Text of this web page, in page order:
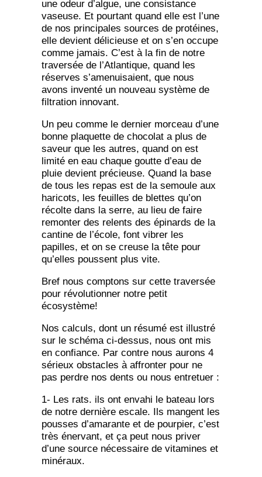
une odeur d’algue, une consistance
vaseuse. Et pourtant quand elle est l’une
de nos principales sources de protéines,
elle devient délicieuse et on s’en occupe
comme jamais. C’est à la fin de notre
traversée de l’Atlantique, quand les
réserves s’amenuisaient, que nous
avons inventé un nouveau système de
filtration innovant.
Un peu comme le dernier morceau d’une
bonne plaquette de chocolat a plus de
saveur que les autres, quand on est
limité en eau chaque goutte d’eau de
pluie devient précieuse. Quand la base
de tous les repas est de la semoule aux
haricots, les feuilles de blettes qu’on
récolte dans la serre, au lieu de faire
remonter des relents des épinards de la
cantine de l’école, font vibrer les
papilles, et on se creuse la tête pour
qu’elles poussent plus vite.
Bref nous comptons sur cette traversée
pour révolutionner notre petit
écosystème!
Nos calculs, dont un résumé est illustré
sur le schéma ci-dessus, nous ont mis
en confiance. Par contre nous aurons 4
sérieux obstacles à affronter pour ne
pas perdre nos dents ou nous entretuer :
1- Les rats. ils ont envahi le bateau lors
de notre dernière escale. Ils mangent les
pousses d’amarante et de pourpier, c’est
très énervant, et ça peut nous priver
d’une source nécessaire de vitamines et
minéraux.